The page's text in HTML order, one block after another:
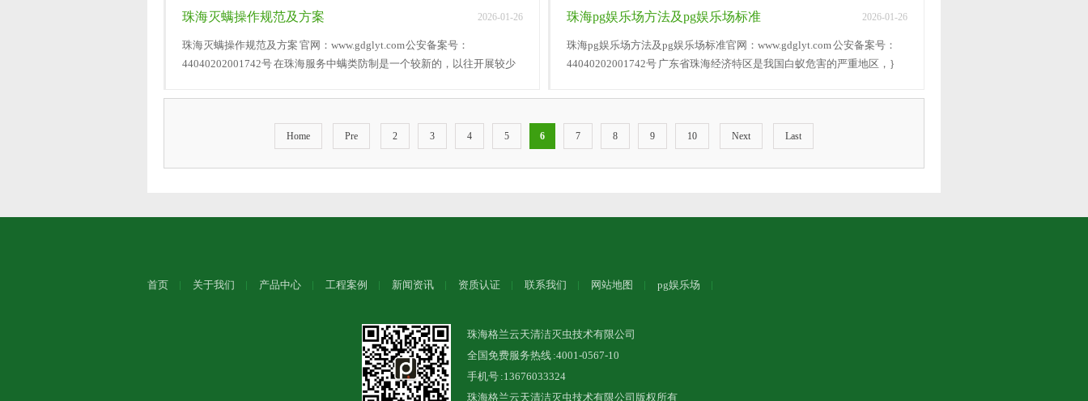
2026-01-26
珠海灭螨操作规范及方案
珠海灭螨操作规范及方案 官网：www.gdglyt.com 公安备案号：
44040202001742号 在珠海服务中螨类防制是一个较新的，以往开展较少
2026-01-26
珠海pg娱乐场方法及pg娱乐场标准
珠海pg娱乐场方法及pg娱乐场标准官网：www.gdglyt.com 公安备案号：
44040202001742号 广东省珠海经济特区是我国白蚁危害的严重地区，}
Home Pre 2 3 4 5 6 7 8 9 10 Next Last
首页 关于我们 产品中心 工程案例 新闻资讯 资质认证 联系我们 网站地图 pg娱乐场
珠海格兰云天清洁灭虫技术有限公司
全国免费服务热线 :4001-0567-10
手机号 :13676033324
珠海格兰云天清洁灭虫技术有限公司版权所有